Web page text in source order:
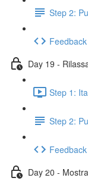
Step 2:
Day 19 -
Step 1:
Step 2:
Day 20 -